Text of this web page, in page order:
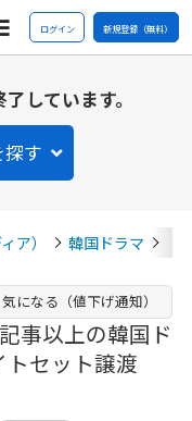
ログイン 新規登録（無料）
しています。
す
ア） 韓国ドラマ
事以上の韓国ド
セット譲渡
気になる（値下げ通知）